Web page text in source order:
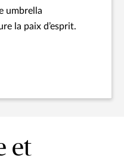
umbrella
vous assure la paix d’esprit.
et